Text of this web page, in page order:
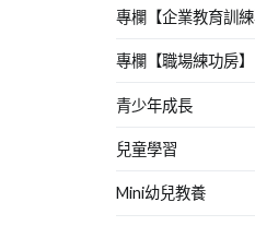
專欄【企業教育訓練
專欄【職場練功房】
青少年成長
兒童學習
Mini幼兒教養